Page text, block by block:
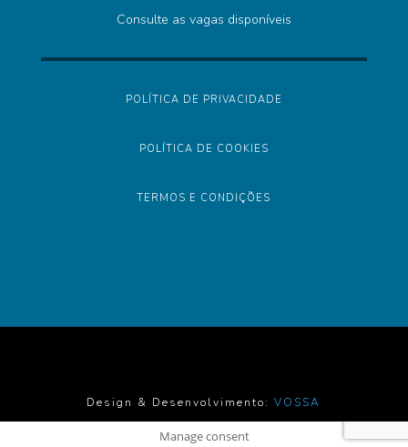
Consulte as vagas disponíveis
POLÍTICA DE PRIVACIDADE
POLÍTICA DE COOKIES
TERMOS E CONDIÇÕES
Design & Desenvolvimento:VOSSA
Manage consent